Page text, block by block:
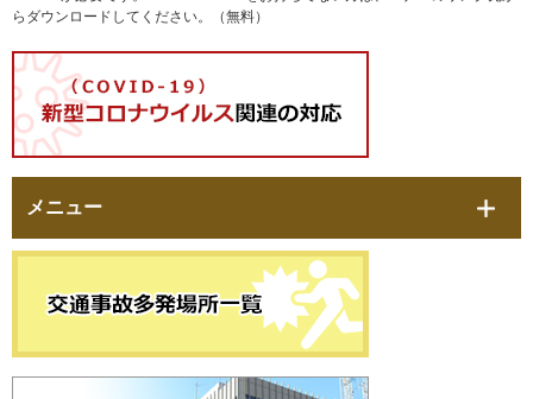
らダウンロードしてください。（無料）
メニュー